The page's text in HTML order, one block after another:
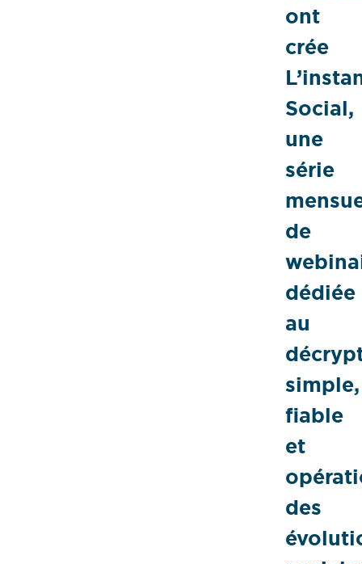
ont
crée
Social,
une
série
de
dédiée
au
simple,
fiable
et
des